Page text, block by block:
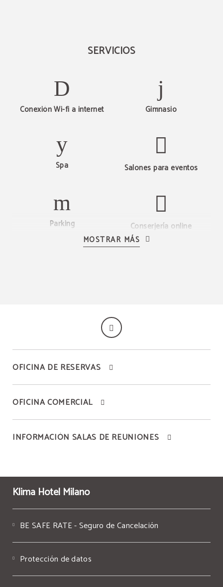
SERVICIOS
Conexión Wi-fi a internet Gimnasio
Spa Salones para eventos
Parking
Conserjería online
MOSTRAR MÁS
OFICINA DE RESERVAS
OFICINA COMERCIAL
INFORMACIÓN SALAS DE REUNIONES
Klima Hotel Milano
BE SAFE RATE - Seguro de Cancelación
Protección de datos